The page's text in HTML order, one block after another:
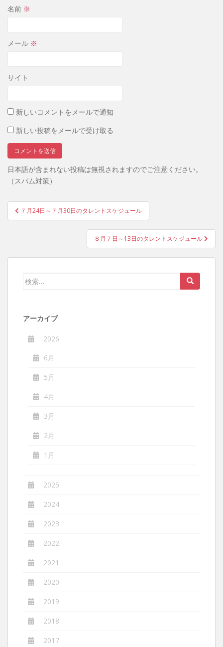
名前 ※
メール ※
サイト
新しいコメントをメールで通知
新しい投稿をメールで受け取る
日本語が含まれない投稿は無視されますのでご注意ください。
（スパム対策）
投
稿
ゲ
７月24日～７月30日のタレントスケジュール
８月７日～13日のタレントスケジュール
検
アーカイブ
2026
6月
5月
4月
3月
2月
1月
2025
2024
2023
2022
2021
2020
2019
2018
2017